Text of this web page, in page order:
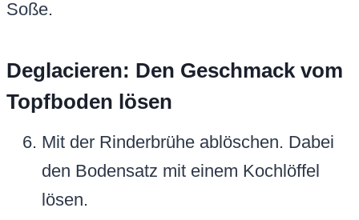
Soße.
Deglacieren: Den Geschmack vom
Topfboden lösen
Mit der Rinderbrühe ablöschen. Dabei
den Bodensatz mit einem Kochlöffel
lösen.